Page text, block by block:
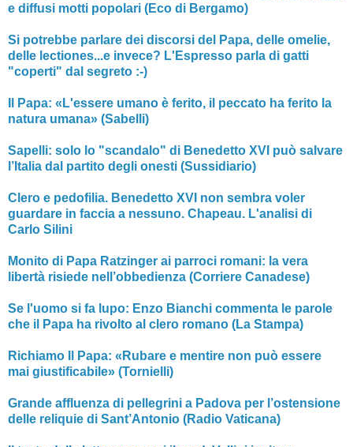
e diffusi motti popolari (Eco di Bergamo)
Si potrebbe parlare dei discorsi del Papa, delle omelie,
delle lectiones...e invece? L'Espresso parla di gatti
"coperti" dal segreto :-)
Il Papa: «L'essere umano è ferito, il peccato ha ferito la
natura umana» (Sabelli)
Sapelli: solo lo "scandalo" di Benedetto XVI può salvare
l’Italia dal partito degli onesti (Sussidiario)
Clero e pedofilia. Benedetto XVI non sembra voler
guardare in faccia a nessuno. Chapeau. L'analisi di
Carlo Silini
Monito di Papa Ratzinger ai parroci romani: la vera
libertà risiede nell’obbedienza (Corriere Canadese)
Se l'uomo si fa lupo: Enzo Bianchi commenta le parole
che il Papa ha rivolto al clero romano (La Stampa)
Richiamo Il Papa: «Rubare e mentire non può essere
mai giustificabile» (Tornielli)
Grande affluenza di pellegrini a Padova per l’ostensione
delle reliquie di Sant’Antonio (Radio Vaticana)